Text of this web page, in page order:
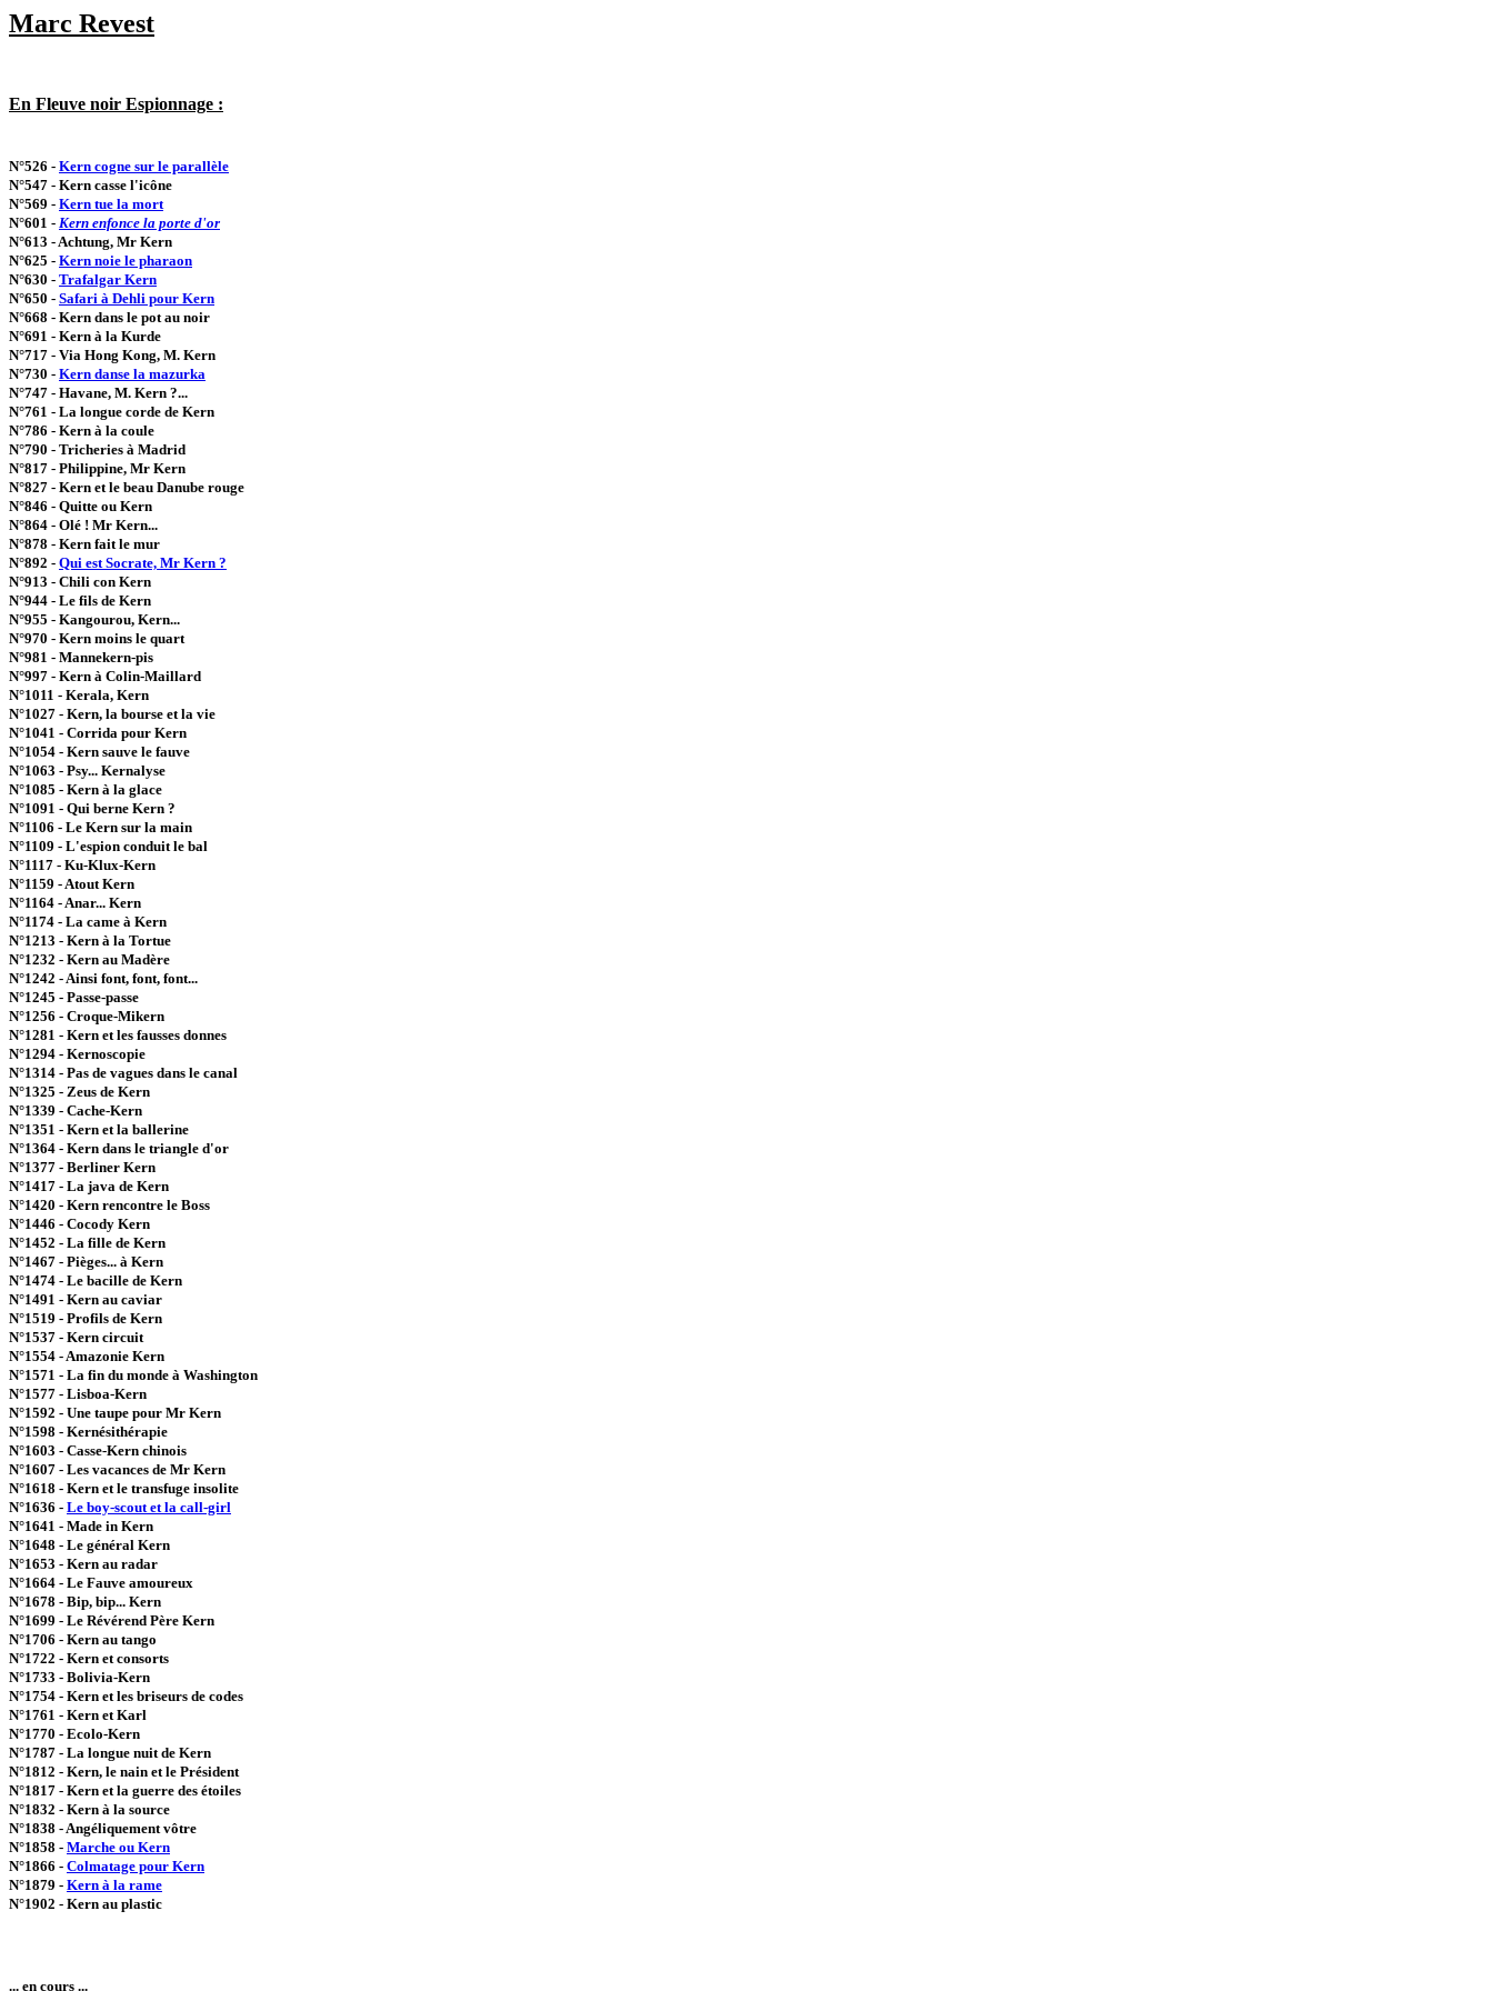
Marc Revest
En Fleuve noir Espionnage :
N°526 - Kern cogne sur le parallèle
N°547 - Kern casse l'icône
N°569 - Kern tue la mort
N°601 - Kern enfonce la porte d'or
N°613 - Achtung, Mr Kern
N°625 - Kern noie le pharaon
N°630 - Trafalgar Kern
N°650 - Safari à Dehli pour Kern
N°668 - Kern dans le pot au noir
N°691 - Kern à la Kurde
N°717 - Via Hong Kong, M. Kern
N°730 - Kern danse la mazurka
N°747 - Havane, M. Kern ?...
N°761 - La longue corde de Kern
N°786 - Kern à la coule
N°790 - Tricheries à Madrid
N°817 - Philippine, Mr Kern
N°827 - Kern et le beau Danube rouge
N°846 - Quitte ou Kern
N°864 - Olé ! Mr Kern...
N°878 - Kern fait le mur
N°892 - Qui est Socrate, Mr Kern ?
N°913 - Chili con Kern
N°944 - Le fils de Kern
N°955 - Kangourou, Kern...
N°970 - Kern moins le quart
N°981 - Mannekern-pis
N°997 - Kern à Colin-Maillard
N°1011 - Kerala, Kern
N°1027 - Kern, la bourse et la vie
N°1041 - Corrida pour Kern
N°1054 - Kern sauve le fauve
N°1063 - Psy... Kernalyse
N°1085 - Kern à la glace
N°1091 - Qui berne Kern ?
N°1106 - Le Kern sur la main
N°1109 - L'espion conduit le bal
N°1117 - Ku-Klux-Kern
N°1159 - Atout Kern
N°1164 - Anar... Kern
N°1174 - La came à Kern
N°1213 - Kern à la Tortue
N°1232 - Kern au Madère
N°1242 - Ainsi font, font, font...
N°1245 - Passe-passe
N°1256 - Croque-Mikern
N°1281 - Kern et les fausses donnes
N°1294 - Kernoscopie
N°1314 - Pas de vagues dans le canal
N°1325 - Zeus de Kern
N°1339 - Cache-Kern
N°1351 - Kern et la ballerine
N°1364 - Kern dans le triangle d'or
N°1377 - Berliner Kern
N°1417 - La java de Kern
N°1420 - Kern rencontre le Boss
N°1446 - Cocody Kern
N°1452 - La fille de Kern
N°1467 - Pièges... à Kern
N°1474 - Le bacille de Kern
N°1491 - Kern au caviar
N°1519 - Profils de Kern
N°1537 - Kern circuit
N°1554 - Amazonie Kern
N°1571 - La fin du monde à Washington
N°1577 - Lisboa-Kern
N°1592 - Une taupe pour Mr Kern
N°1598 - Kernésithérapie
N°1603 - Casse-Kern chinois
N°1607 - Les vacances de Mr Kern
N°1618 - Kern et le transfuge insolite
N°1636 - Le boy-scout et la call-girl
N°1641 - Made in Kern
N°1648 - Le général Kern
N°1653 - Kern au radar
N°1664 - Le Fauve amoureux
N°1678 - Bip, bip... Kern
N°1699 - Le Révérend Père Kern
N°1706 - Kern au tango
N°1722 - Kern et consorts
N°1733 - Bolivia-Kern
N°1754 - Kern et les briseurs de codes
N°1761 - Kern et Karl
N°1770 - Ecolo-Kern
N°1787 - La longue nuit de Kern
N°1812 - Kern, le nain et le Président
N°1817 - Kern et la guerre des étoiles
N°1832 - Kern à la source
N°1838 - Angéliquement vôtre
N°1858 - Marche ou Kern
N°1866 - Colmatage pour Kern
N°1879 - Kern à la rame
N°1902 - Kern au plastic
... en cours ...